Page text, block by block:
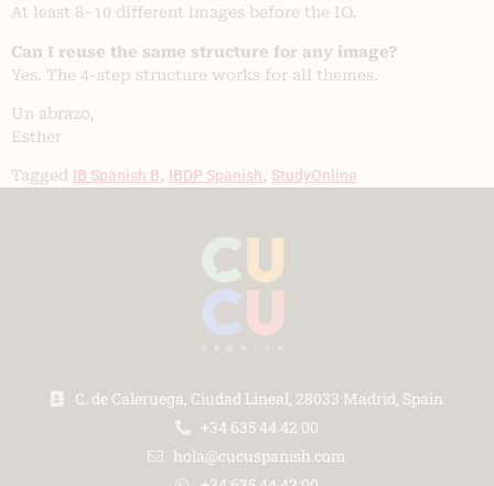
At least 8–10 different images before the IO.
Can I reuse the same structure for any image?
Yes. The 4-step structure works for all themes.
Un abrazo,
Esther
Tagged IB Spanish B, IBDP Spanish, StudyOnline
C. de Caleruega, Ciudad Lineal, 28033 Madrid, Spain
+34 635 44 42 00
hola@cucuspanish.com